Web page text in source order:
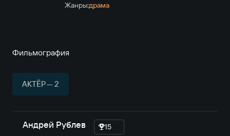
Жанры:драма
Фильмография
АКТЁР — 2
Андрей Рублев
15